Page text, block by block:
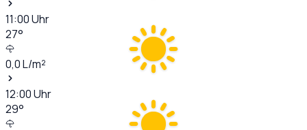
11:00Uhr
27°
0,0L/m²
12:00Uhr
29°